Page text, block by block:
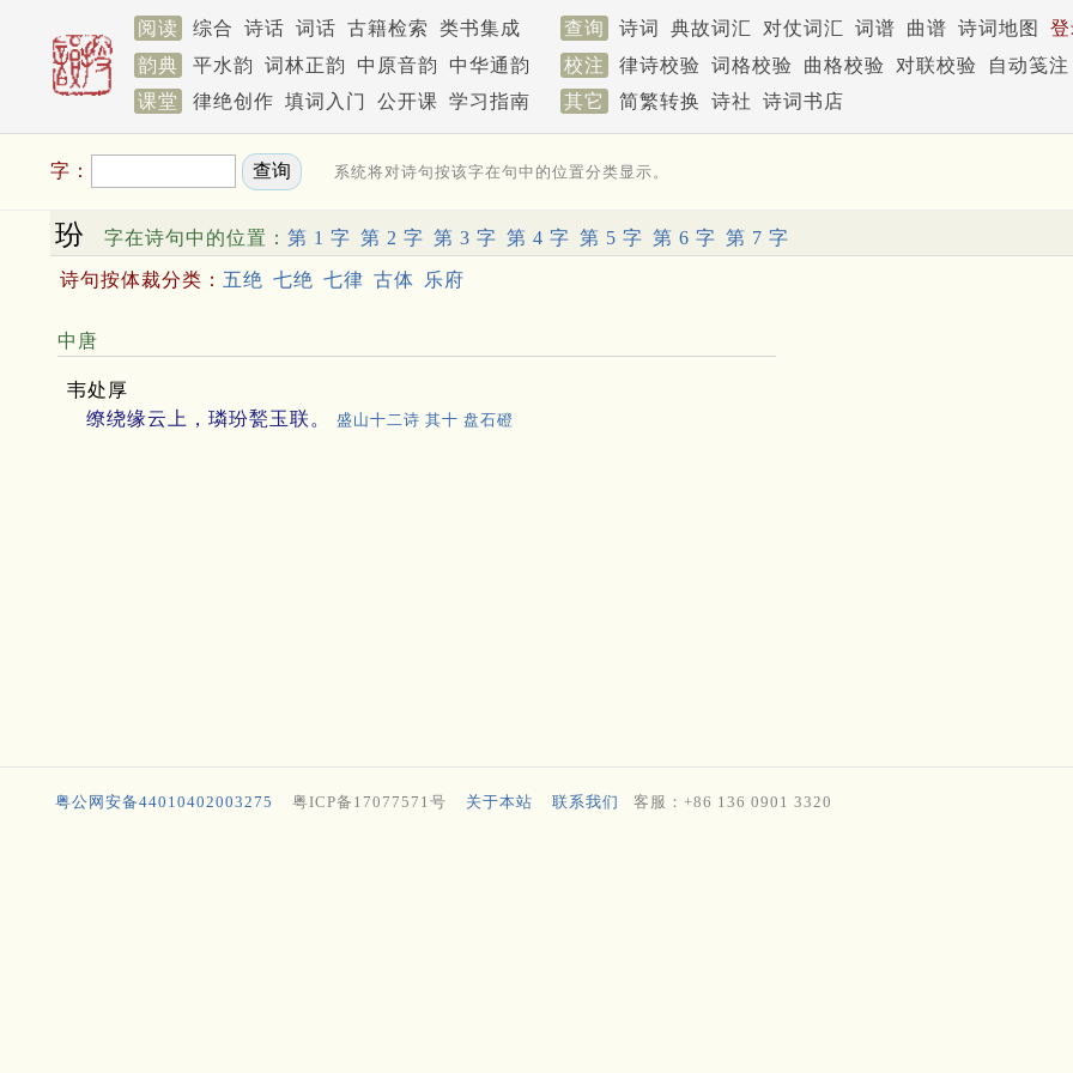
阅读 综合 诗话 词话 古籍检索 类书集成 查询 诗词 典故词汇 对仗词汇 词谱 曲谱 诗词地图
韵典
平水韵 词林正韵 中原音韵 中华通韵 校注 律诗校验 词格校验 曲格校验 对联校验
自动笺注
课堂
律绝创作 填词入门 公开课 学习指南 其它 简繁转换 诗社 诗词书店
字： 系统将对诗句按该字在句中的位置分类显示。
玢 字在诗句中的位置： 第 1 字 第 2 字 第 3 字 第 4 字 第 5 字 第 6 字 第 7 字
诗句按体裁分类： 五绝 七绝 七律 古体 乐府
中唐
韦处厚
缭绕缘云上，璘玢甃玉联。
盛山十二诗 其十 盘石磴
粤公网安备44010402003275 粤ICP备17077571号 关于本站 联系我们 客服：+86 136 0901 3320